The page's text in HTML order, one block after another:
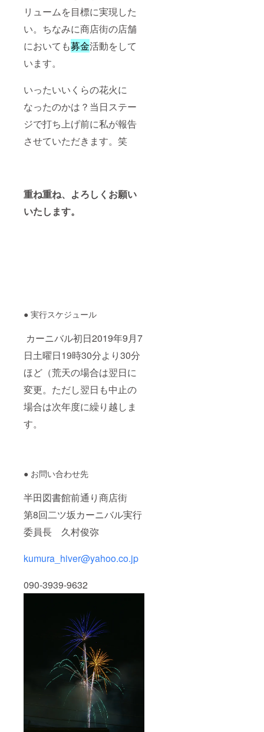
リュームを目標に実現した
い。ちなみに商店街の店舗
においても募金活動をして
います。
いったいいくらの花火に
なったのかは？当日ステー
ジで打ち上げ前に私が報告
させていただきます。笑
重ね重ね、よろしくお願い
いたします。
● 実行スケジュール
カーニバル初日2019年9月7
日土曜日19時30分より30分
ほど（荒天の場合は翌日に
変更。ただし翌日も中止の
場合は次年度に繰り越しま
す。
● お問い合わせ先
半田図書館前通り商店街
第8回二ツ坂カーニバル実行
委員長 久村俊弥
kumura_hiver@yahoo.co.jp
090-3939-9632